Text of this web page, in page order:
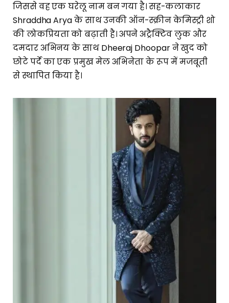
जिससे वह एक घरेलू नाम बन गया है। सह-कलाकार
Shraddha Arya के साथ उनकी ऑन-स्क्रीन केमिस्ट्री शो
की लोकप्रियता को बढ़ाती है। अपने अट्रैक्टिव लुक और
दमदार अभिनय के साथ Dheeraj Dhoopar ने खुद को
छोटे पर्दे का एक प्रमुख मेल अभिनेता के रूप में मजबूती
से स्थापित किया है।